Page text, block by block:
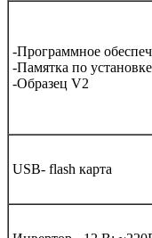
-Программное
-Памятка по
-Образец V2
USB- flash карта